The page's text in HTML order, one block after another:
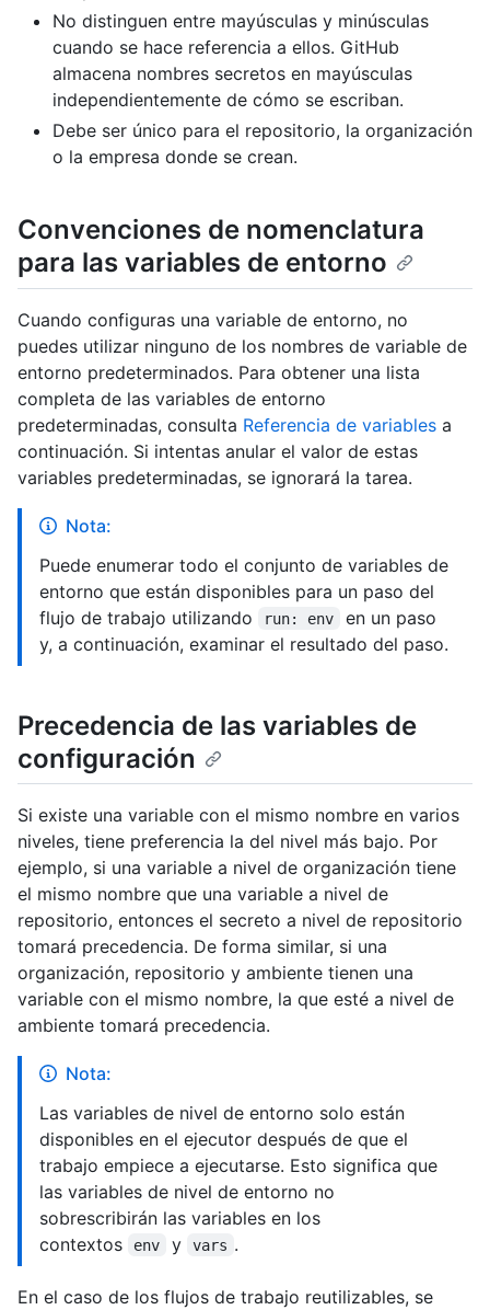
No distinguen entre mayúsculas y minúsculas
cuando se hace referencia a ellos. GitHub
almacena nombres secretos en mayúsculas
independientemente de cómo se escriban.
Debe ser único para el repositorio, la organización
o la empresa donde se crean.
Convenciones de nomenclatura
para las variables de entorno
Cuando configuras una variable de entorno, no
puedes utilizar ninguno de los nombres de variable de
entorno predeterminados. Para obtener una lista
completa de las variables de entorno
predeterminadas, consulta Referencia de variables a
continuación. Si intentas anular el valor de estas
variables predeterminadas, se ignorará la tarea.
Nota:
Puede enumerar todo el conjunto de variables de
entorno que están disponibles para un paso del
flujo de trabajo utilizando
run: env
en un paso
y, a continuación, examinar el resultado del paso.
Precedencia de las variables de
configuración
Si existe una variable con el mismo nombre en varios
niveles, tiene preferencia la del nivel más bajo. Por
ejemplo, si una variable a nivel de organización tiene
el mismo nombre que una variable a nivel de
repositorio, entonces el secreto a nivel de repositorio
tomará precedencia. De forma similar, si una
organización, repositorio y ambiente tienen una
variable con el mismo nombre, la que esté a nivel de
ambiente tomará precedencia.
Nota:
Las variables de nivel de entorno solo están
disponibles en el ejecutor después de que el
trabajo empiece a ejecutarse. Esto significa que
las variables de nivel de entorno no
sobrescribirán las variables en los
contextos
env y vars .
En el caso de los flujos de trabajo reutilizables, se